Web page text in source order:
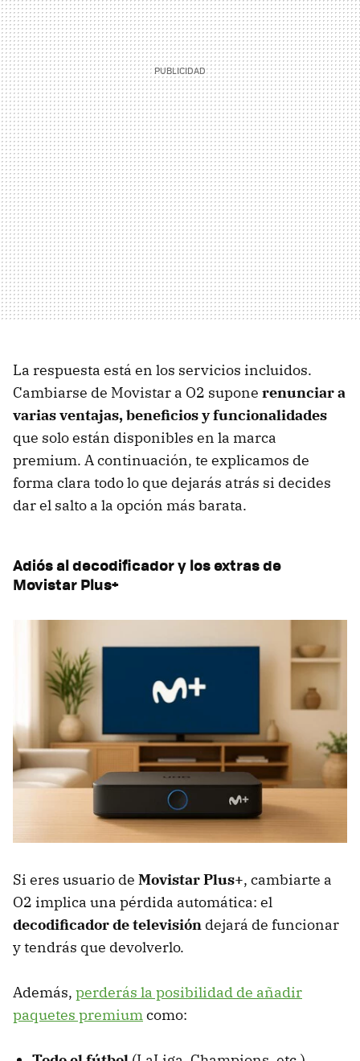
La respuesta está en los servicios incluidos.
Cambiarse de Movistar a O2 supone renunciar a
varias ventajas, beneficios y funcionalidades
que solo están disponibles en la marca
premium. A continuación, te explicamos de
forma clara todo lo que dejarás atrás si decides
dar el salto a la opción más barata.
Adiós al decodificador y los extras de
Movistar Plus+
Si eres usuario de Movistar Plus+, cambiarte a
O2 implica una pérdida automática: el
decodificador de televisión dejará de funcionar
y tendrás que devolverlo.
Además, perderás la posibilidad de añadir
paquetes premiumcomo: